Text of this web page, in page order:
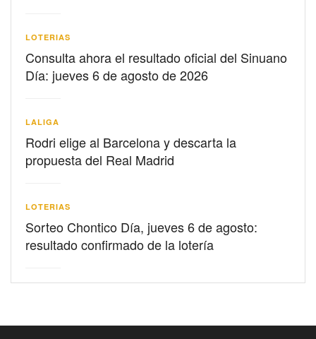
LOTERIAS
Consulta ahora el resultado oficial del Sinuano
Día: jueves 6 de agosto de 2026
LALIGA
Rodri elige al Barcelona y descarta la
propuesta del Real Madrid
LOTERIAS
Sorteo Chontico Día, jueves 6 de agosto:
resultado confirmado de la lotería